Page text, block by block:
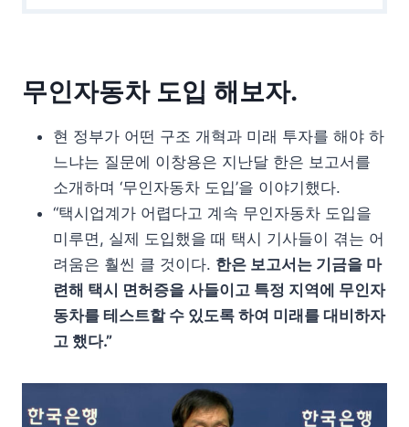
무인자동차 도입 해보자.
현 정부가 어떤 구조 개혁과 미래 투자를 해야 하
느냐는 질문에 이창용은 지난달 한은 보고서를
소개하며 ‘무인자동차 도입’을 이야기했다.
“택시업계가 어렵다고 계속 무인자동차 도입을
미루면, 실제 도입했을 때 택시 기사들이 겪는 어
려움은 훨씬 클 것이다. 한은 보고서는 기금을 마
련해 택시 면허증을 사들이고 특정 지역에 무인자
동차를 테스트할 수 있도록 하여 미래를 대비하자
고 했다.”